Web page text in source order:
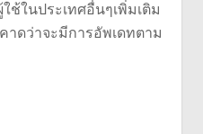
ช้ในประเทศอื่นๆเพิ่มเติม
าดว่าจะมีการอัพเดทตาม